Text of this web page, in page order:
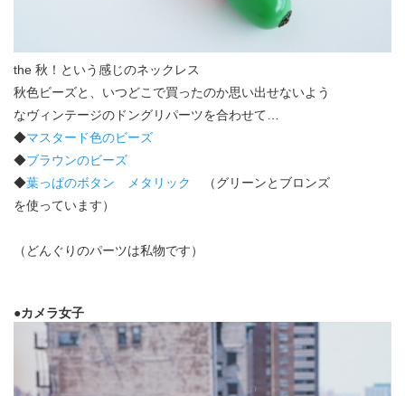
the 秋！という感じのネックレス
秋色ビーズと、いつどこで買ったのか思い出せないよう
なヴィンテージのドングリパーツを合わせて…
◆マスタード色のビーズ
◆ブラウンのビーズ
◆葉っぱのボタン メタリック
（グリーンとブロンズ
を使っています）
（どんぐりのパーツは私物です）
●カメラ女子